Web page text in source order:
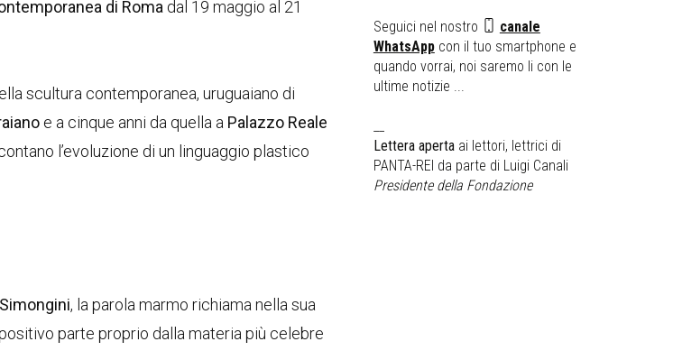
di Roma dal 19 maggio al 21
scultura contemporanea, uruguaiano di
e a cinque anni da quella a Palazzo Reale
l’evoluzione di un linguaggio plastico
, la parola marmo richiama nella sua
parte proprio dalla materia più celebre
Seguici nel nostro
canale
WhatsAppcon il tuo smartphone e
quando vorrai, noi saremo li con le
ultime notizie ...
Lettera apertaai lettori, lettrici di
PANTA-REI da parte di Luigi Canali
Presidente della Fondazione